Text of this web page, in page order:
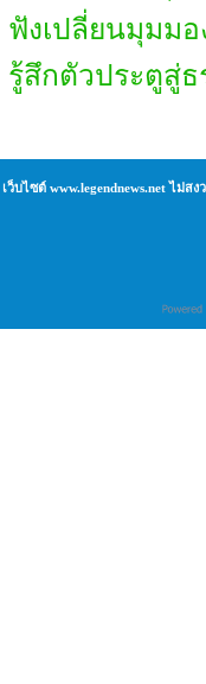
ฟังเปลี่ยนมุมมอ
รู้สึกตัวประตูสู่
เว็บไซต์ www.legendnews.net ไม่